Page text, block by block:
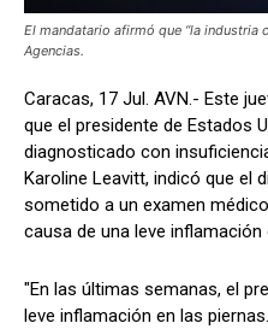
El mandatario afirmó que “la industria
Agencias.
Caracas, 17 Jul. AVN.- Este
que el presidente de Estados
diagnosticado con
Karoline Leavitt, indicó que el
sometido a un examen
causa de una leve inflamación
"En las últimas semanas, el
leve inflamación en las